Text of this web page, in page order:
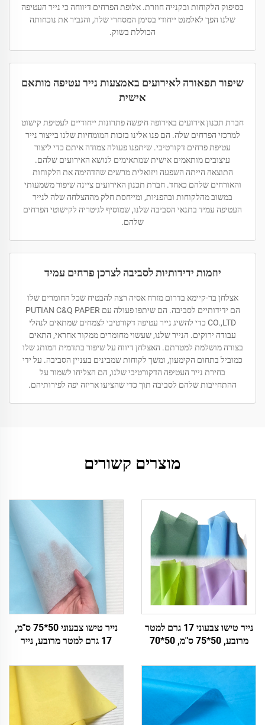
בסיפוק הלקוחות ובקנייה חוזרת. אלופת הפרחים דיווחה כי נייר העטיפה
שלנו הפך לאלמנט ייחודי בסימן המסחרי שלה, והגביר את נוכחותה
הכוללת בשוק.
שיפור תפאורה לאירועים באמצעות נייר עטיפה מותאם
אישית
חברת תכנון אירועים באירופה חיפשה פתרונות ייחודיים לעטיפת קישוט
למרכזי הפרחים שלה. הם פנו אלינו בזכות המומחיות שלנו בייצור נייר
עטיפת פרחים דקורטיבי. שיתפנו פעולה צמודה איתם כדי ליצור
עיצובים מותאמים אישית שמתאימים לנושא האירועים שלהם.
התוצאה הייתה השפעה ויזואלית מרשים שהדהימה את הלקוחות
והאורחים שלהם כאחד. חברת תכנון האירועים ציינה שיפור משמעותי
במשוב מהלקוחות ובהפניות, ומייחסת חלק מההצלחה שלה לנייר
העטיפה עמיד בתנאי הסביבה שלנו, שמוסיף לגיטריה לקישוטי הפרחים
שלהם.
יוזמות ידידותיות לסביבה לצרכן פרחים עמיד
אצלחן בר-קיימא בדרום מזרח אסיה רצה להבטיח שכל החומרים שלו
הם ידידותיים לסביבה. הם שיתפו פעולה עם PUTIAN C&Q PAPER
CO.,LTD כדי להשיג נייר עטיפה דקורטיבי לצמחים שמתאים לנהלי
עבודה ירוקים. הנייר שלנו, שעשוי מחומרים ממקור אחראי, התאים
בצורה מושלמת למטרתם. האצלחן דיווח על שיפור בתדמית המותג שלו
כמוביל בתחום הקימעון, ומשך לקוחות שמבינים בעניין הסביבה. על ידי
בחירת נייר העטיפה הדקורטיבי שלנו, הם הצליחו לשמור על
ההתחייבות שלהם לסביבה תוך כדי שהציעו אריזה יפה לפירותיהם.
מוצרים קשורים
נייר טישו צבעוני 17 גרם למטר
מרובע, 50*75 ס"מ, 50*70
נייר עטיפה
נייר טישו צבעוני 50*75 ס"מ,
17 גרם למטר מרובע, נייר
ממפעל, עטיפת מזון ופירות,
תפוח, עגבניות, ענבים, נייר
עטיפה, נייר טישו